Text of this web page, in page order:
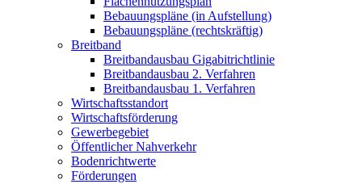
Bebauungspläne (in Aufstellung)
Bebauungspläne (rechtskräftig)
Breitband
Breitbandausbau Gigabitrichtlinie
Breitbandausbau 2. Verfahren
Breitbandausbau 1. Verfahren
Wirtschaftsstandort
Wirtschaftsförderung
Gewerbegebiet
Öffentlicher Nahverkehr
Bodenrichtwerte
Förderungen